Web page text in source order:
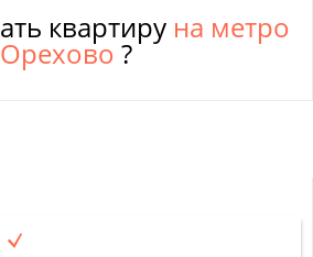
квартиру на метро
Орехово ?